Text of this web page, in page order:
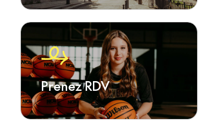
Prenez RDV